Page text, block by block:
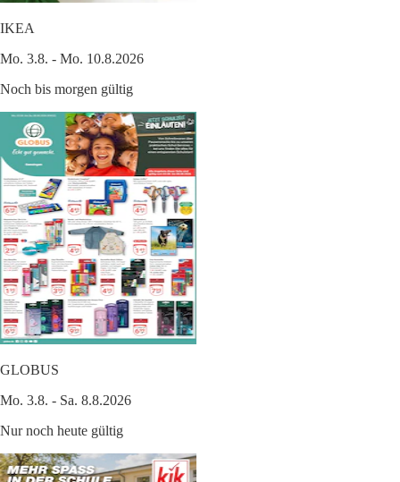
IKEA
Mo. 3.8. - Mo. 10.8.2026
Noch bis morgen gültig
GLOBUS
Mo. 3.8. - Sa. 8.8.2026
Nur noch heute gültig